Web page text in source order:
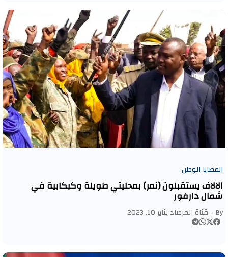
القضايا الوطن
الالاف يستقبلون (نمر) بمحليتي طويلة وكبكابية في
شمال دارفور
By - قناة المرصاديناير 10, 2023